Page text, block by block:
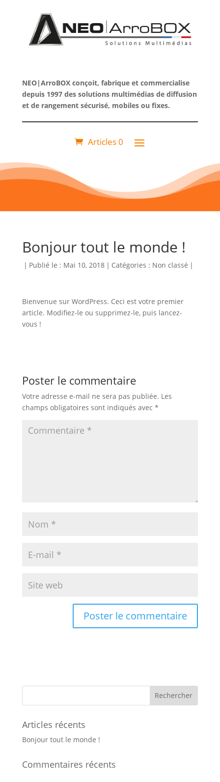
NEO|ArroBOX conçoit, fabrique et commercialise
depuis 1997 des solutions multimédias de diffusion
et de rangement sécurisé, mobiles ou fixes.
Articles 0
Bonjour tout le monde !
| Publié le : Mai 10, 2018 | Catégories : Non classé |
Bienvenue sur WordPress. Ceci est votre premier
article. Modifiez-le ou supprimez-le, puis lancez-
vous !
Poster le commentaire
Votre adresse e-mail ne sera pas publiée. Les
champs obligatoires sont indiqués avec *
Articles récents
Bonjour tout le monde !
Commentaires récents